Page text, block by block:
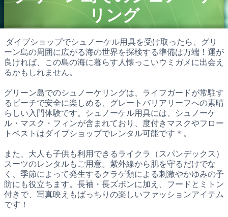
リング
ダイブショップでシュノーケル用具を受け取ったら、グリ
ーン島の周囲に広がる海の世界を探検する準備は万端！運が
良ければ、この島の海に暮らす人懐っこいウミガメに出会え
るかもしれません。
グリーン島でのシュノーケリングは、ライフガードが常駐す
るビーチで安全に楽しめる、グレートバリアリーフへの素晴
らしい入門体験です。シュノーケル用具には、シュノーケ
ル・マスク・フィンが含まれており、度付きマスクやフロー
トベストはダイブショップでレンタル可能です＊。
また、大人も子供も利用できるライクラ（スパンデックス）
スーツのレンタルもご用意。紫外線から肌を守るだけでな
く、季節によって発生するクラゲ類による刺激やかゆみの予
防にも役立ちます。長袖・長ズボンに加え、フードとミトン
付きで、写真映えもばっちりの楽しいファッションアイテム
です！